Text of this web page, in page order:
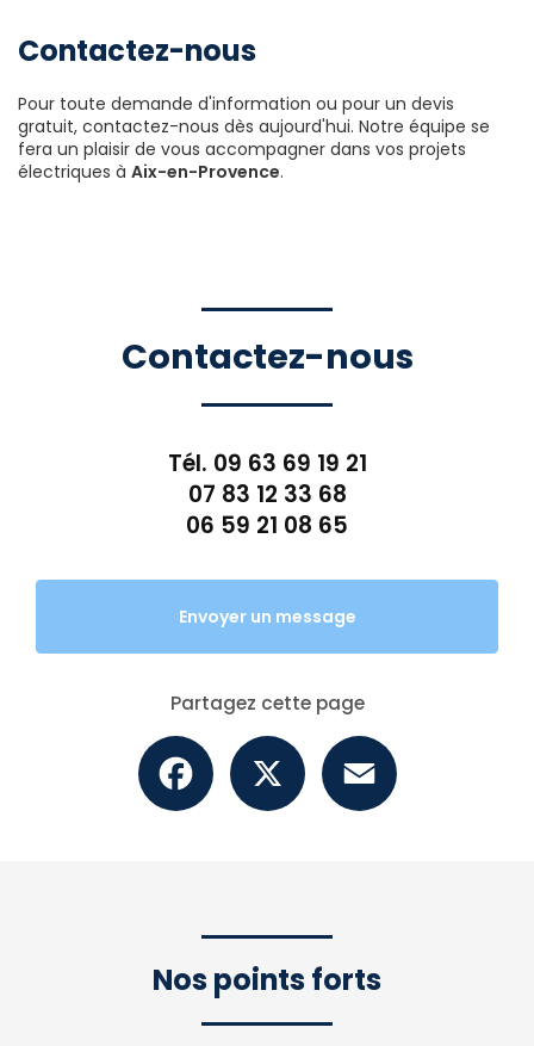
Contactez-nous
Pour toute demande d'information ou pour un devis
gratuit, contactez-nous dès aujourd'hui. Notre équipe se
fera un plaisir de vous accompagner dans vos projets
électriques à Aix-en-Provence.
Contactez-nous
Tél. 09 63 69 19 21
07 83 12 33 68
06 59 21 08 65
Envoyer un message
Partagez cette page
Facebook
Nos points forts